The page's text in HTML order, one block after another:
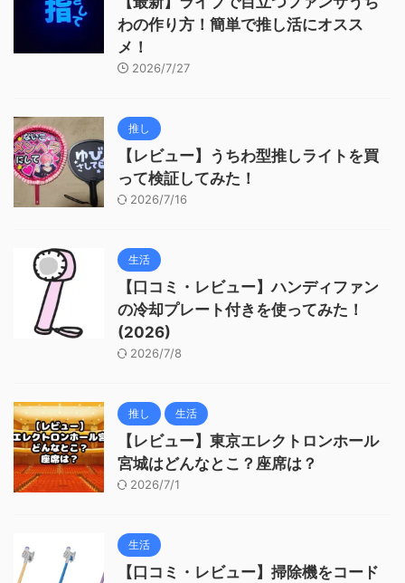
わの作り方！簡単で推し活にオスス
メ！
2026/7/27
推し
【レビュー】うちわ型推しライトを買
って検証してみた！
2026/7/16
生活
【口コミ・レビュー】ハンディファン
の冷却プレート付きを使ってみた！
(2026)
2026/7/8
推し 生活
【レビュー】東京エレクトロンホール
宮城はどんなとこ？座席は？
2026/7/1
生活
【口コミ・レビュー】掃除機をコード